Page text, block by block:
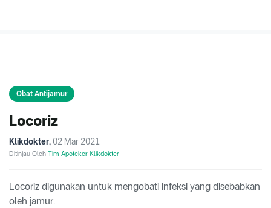
Obat Antijamur
Locoriz
Klikdokter, 02 Mar 2021
Ditinjau Oleh Tim Apoteker Klikdokter
Locoriz digunakan untuk mengobati infeksi yang disebabkan
oleh jamur.